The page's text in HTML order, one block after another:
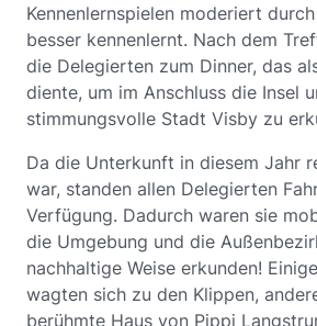
Kennenlernspielen moderiert
besser kennenlernt. Nach dem
die Delegierten zum Dinner, das
diente, um im Anschluss die Insel
stimmungsvolle Stadt Visby zu
Da die Unterkunft in diesem Jahr
war, standen allen Delegierten
Verfügung. Dadurch waren sie
die Umgebung und die
nachhaltige Weise erkunden!
wagten sich zu den Klippen,
berühmte Haus von Pippi